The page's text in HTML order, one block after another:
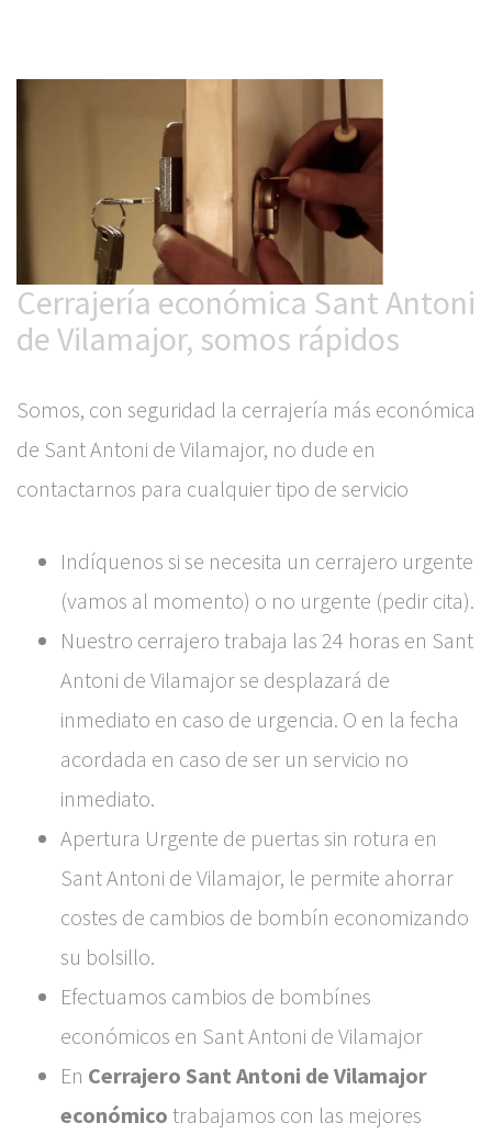
Cerrajería económica Sant Antoni
de Vilamajor, somos rápidos
Somos, con seguridad la cerrajería más económica
de Sant Antoni de Vilamajor, no dude en
contactarnos para cualquier tipo de servicio
Indíquenos si se necesita un cerrajero urgente
(vamos al momento) o no urgente (pedir cita).
Nuestro cerrajero trabaja las 24 horas en Sant
Antoni de Vilamajor se desplazará de
inmediato en caso de urgencia. O en la fecha
acordada en caso de ser un servicio no
inmediato.
Apertura Urgente de puertas sin rotura en
Sant Antoni de Vilamajor, le permite ahorrar
costes de cambios de bombín economizando
su bolsillo.
Efectuamos cambios de bombínes
económicos en Sant Antoni de Vilamajor
En Cerrajero Sant Antoni de Vilamajor
económico trabajamos con las mejores